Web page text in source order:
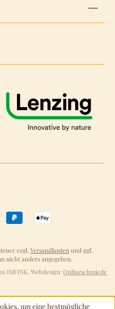
zzgl. Versandkosten und ggf.
nicht anders angegeben.
IMFINK. Webdesign:Onlineschmiede
um eine bestmögliche